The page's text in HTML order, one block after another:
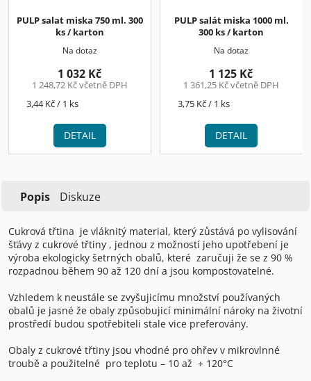
PULP salat miska 750 ml. 300
ks / karton
Na dotaz
1 248,72 Kč včetně DPH
1 032 Kč
Měrná
3,44 Kč / 1 ks
DETAIL
PULP salát miska 1000 ml.
300 ks / karton
Na dotaz
1 361,25 Kč včetně DPH
1 125 Kč
Měrná
3,75 Kč / 1 ks
DETAIL
Popis Diskuze
Cukrová třtina je vláknitý material, který zůstává po vylisování
šťávy z cukrové třtiny , jednou z možností jeho upotřebení je
výroba ekologicky šetrných obalů, které zaručuji že se z 90 %
rozpadnou během 90 až 120 dní a jsou kompostovatelné.
Vzhledem k neustále se zvyšujicímu množství používaných
obalů je jasné že obaly způsobujicí minimální nároky na životní
prostředí budou spotřebiteli stale vice preferovány.
Obaly z cukrové třtiny jsou vhodné pro ohřev v mikrovlnné
troubě a použitelné pro teplotu – 10 až + 120°C